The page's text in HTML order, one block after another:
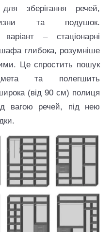
зберігання речей,
та подушок.
варіант – стаціонарні
глибока, розумніше
Це спростить пошук
та полегшить
(від 90 см) полиця
вагою речей, під нею